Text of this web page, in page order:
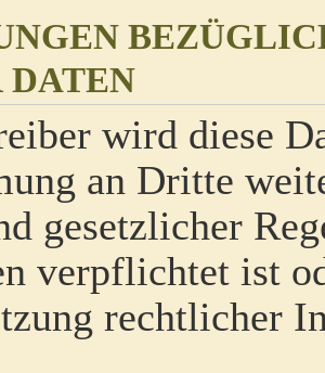
DATEN
wird diese
an Dritte
gesetzlicher
verpflichtet ist
rechtlicher